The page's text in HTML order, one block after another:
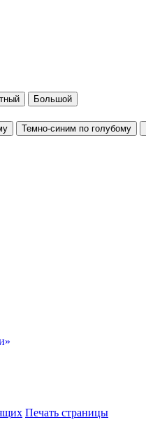
Большой
Темно-синим по голубому
Печать страницы